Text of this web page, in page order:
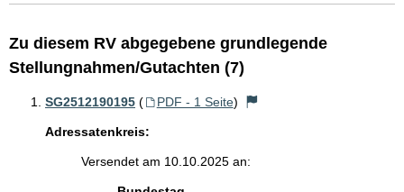
Zu diesem RV abgegebene grundlegende
Stellungnahmen/Gutachten (7)
SG2512190195 ( PDF - 1 Seite)
Adressatenkreis:
Versendet am 10.10.2025 an: